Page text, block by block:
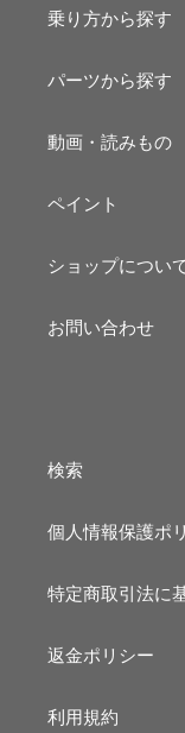
乗り方から探す
パーツから探す
動画・読みもの
ペイント
ショップについ
お問い合わせ
検索
個人情報保護ポ
特定商取引法に
返金ポリシー
利用規約